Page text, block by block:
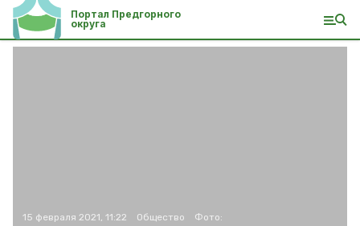
Портал Предгорного
округа
15 февраля 2021, 11:22 Общество Фото: